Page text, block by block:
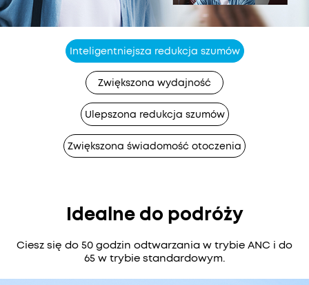
Inteligentniejsza redukcja szumów
Zwiększona wydajność
Ulepszona redukcja szumów
Zwiększona świadomość otoczenia
Idealne do podróży
Ciesz się do 50 godzin odtwarzania w trybie ANC i do
65 w trybie standardowym.